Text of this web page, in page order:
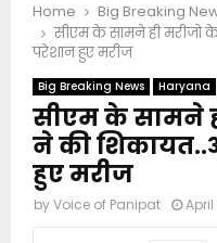
Home
Big Breaking
सीएम के सामने ही
परेशान हुए मरीज
Big Breaking News Haryana
सीएम के सामने
ने की
हुए मरीज
byVoice of Panipat April